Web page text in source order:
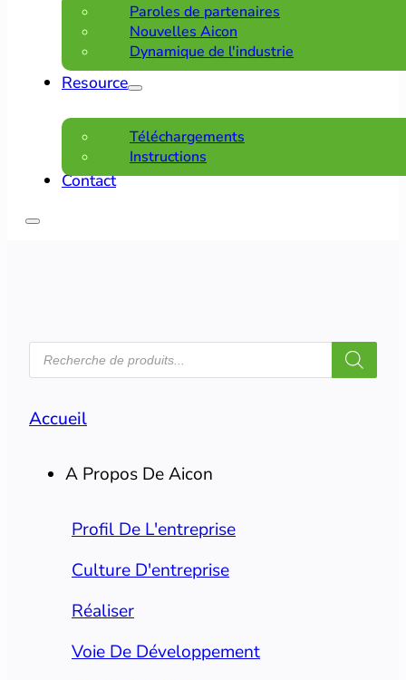
Paroles de partenaires
Nouvelles Aicon
Dynamique de l'industrie
Resource
Téléchargements
Instructions
Contact
RECHERCHE
DE
PRODUITS
Accueil
A Propos De Aicon
Profil De L'entreprise
Culture D'entreprise
Réaliser
Voie De Développement